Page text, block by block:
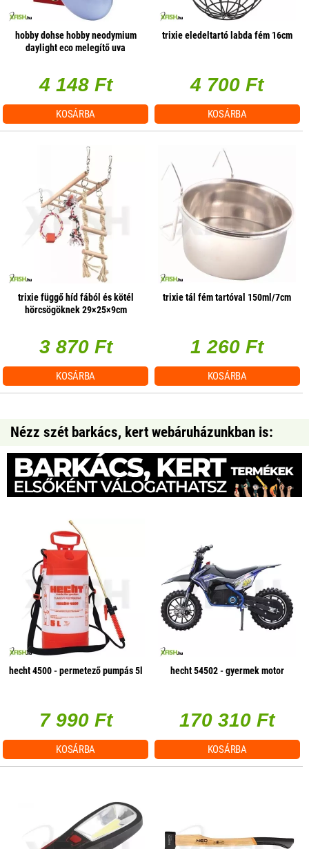
hobby dohse hobby neodymium
daylight eco melegítő uva
4 148 Ft
KOSÁRBA
trixie eledeltartó labda fém 16cm
4 700 Ft
KOSÁRBA
trixie függő híd fából és kötél
hörcsögöknek 29×25×9cm
3 870 Ft
KOSÁRBA
trixie tál fém tartóval 150ml/7cm
1 260 Ft
KOSÁRBA
Nézz szét barkács, kert webáruházunkban is:
hecht 4500 - permetező pumpás 5l
7 990 Ft
KOSÁRBA
hecht 54502 - gyermek motor
170 310 Ft
KOSÁRBA